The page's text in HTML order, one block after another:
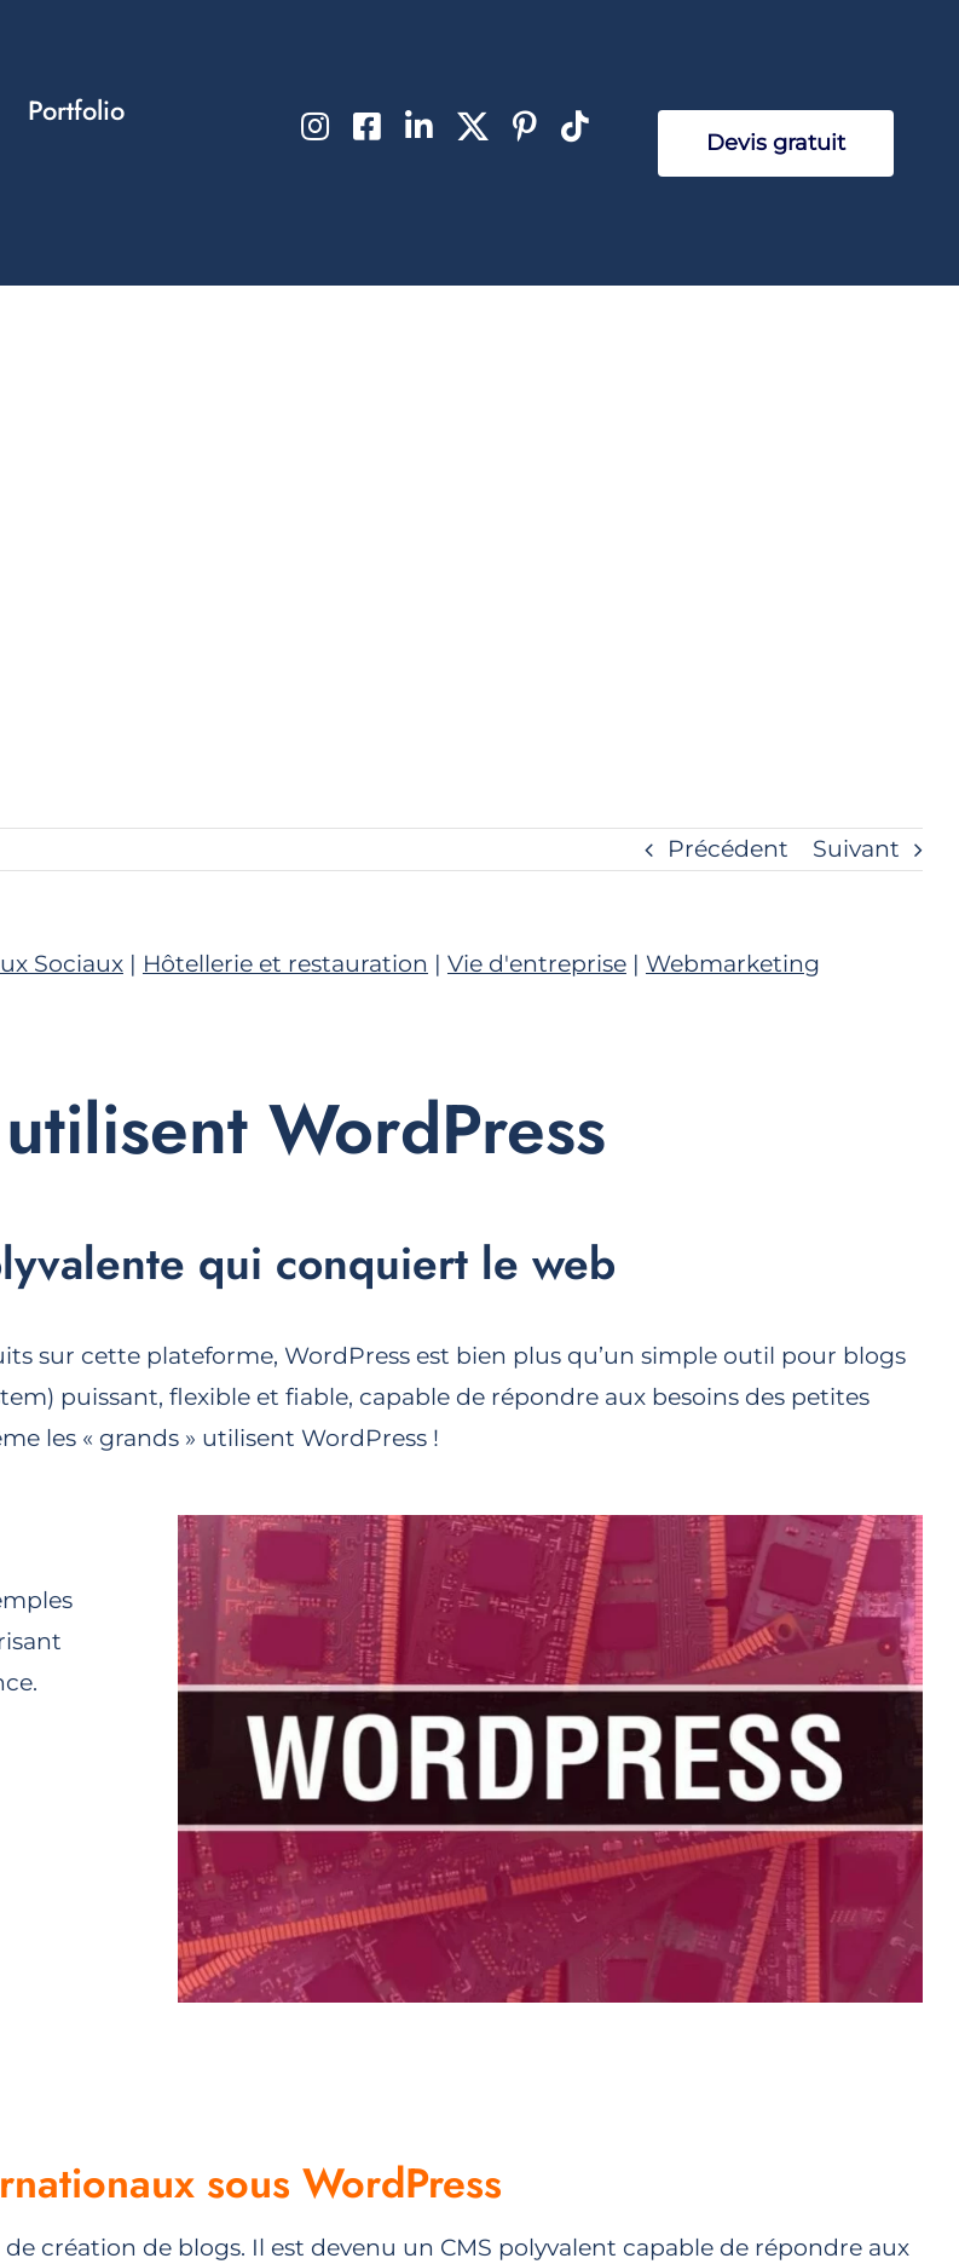
Portfolio
Devis gratuit
Précédent Suivant
Sociaux| Hôtellerie et restauration | Vie d'entreprise| Webmarketing
WordPress
qui conquiert le web
sur cette plateforme, WordPress est bien plus qu’un simple outil pour blogs
puissant, flexible et fiable, capable de répondre aux besoins des petites
les « grands » utilisent WordPress !
sous WordPress
création de blogs. Il est devenu un CMS polyvalent capable de répondre aux